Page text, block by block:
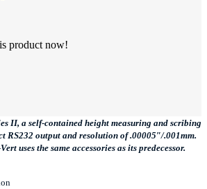
product now!
II, a self-contained height measuring and scribing
RS232 output and resolution of .00005″/.001mm.
uses the same accessories as its predecessor.